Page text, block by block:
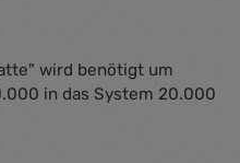
wird benötigt um
in das System 20.000